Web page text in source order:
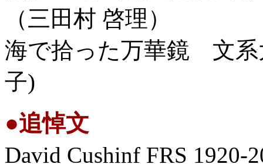
（三田村 啓理）
海で拾った万華鏡 文
子)
●追悼文
David Cushinf FRS 1920-